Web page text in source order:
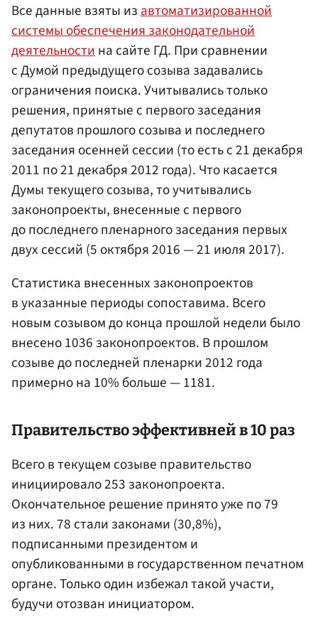
Все данные взяты изавтоматизированной
системы обеспечения законодательной
деятельностина сайте ГД. При сравнении
с Думой предыдущего созыва задавались
ограничения поиска. Учитывались только
решения, принятые с первого заседания
депутатов прошлого созыва и последнего
заседания осенней сессии (то есть с 21 декабря
2011 по 21 декабря 2012 года). Что касается
Думы текущего созыва, то учитывались
законопроекты, внесенные с первого
до последнего пленарного заседания первых
двух сессий (5 октября 2016 — 21 июля 2017).
Статистика внесенных законопроектов
в указанные периоды сопоставима. Всего
новым созывом до конца прошлой недели было
внесено 1036 законопроектов. В прошлом
созыве до последней пленарки 2012 года
примерно на 10% больше — 1181.
Правительство эффективней в 10 раз
Всего в текущем созыве правительство
инициировало 253 законопроекта.
Окончательное решение принято уже по 79
из них. 78 стали законами (30,8%),
подписанными президентом и
опубликованными в государственном печатном
органе. Только один избежал такой участи,
будучи отозван инициатором.